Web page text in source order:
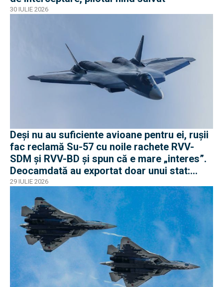
30 IULIE 2026
Deși nu au suficiente avioane pentru ei, rușii
fac reclamă Su-57 cu noile rachete RVV-
SDM și RVV-BD și spun că e mare „interes”.
Deocamdată au exportat doar unui stat:
Algeria
29 IULIE 2026